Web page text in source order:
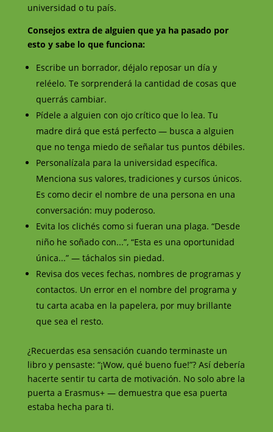
universidad o tu país.
Consejos extra de alguien que ya ha pasado por
esto y sabe lo que funciona:
Escribe un borrador, déjalo reposar un día y
reléelo. Te sorprenderá la cantidad de cosas que
querrás cambiar.
Pídele a alguien con ojo crítico que lo lea. Tu
madre dirá que está perfecto — busca a alguien
que no tenga miedo de señalar tus puntos débiles.
Personalízala para la universidad específica.
Menciona sus valores, tradiciones y cursos únicos.
Es como decir el nombre de una persona en una
conversación: muy poderoso.
Evita los clichés como si fueran una plaga. “Desde
niño he soñado con...”, “Esta es una oportunidad
única...” — táchalos sin piedad.
Revisa dos veces fechas, nombres de programas y
contactos. Un error en el nombre del programa y
tu carta acaba en la papelera, por muy brillante
que sea el resto.
¿Recuerdas esa sensación cuando terminaste un
libro y pensaste: “¡Wow, qué bueno fue!”? Así debería
hacerte sentir tu carta de motivación. No solo abre la
puerta a Erasmus+ — demuestra que esa puerta
estaba hecha para ti.